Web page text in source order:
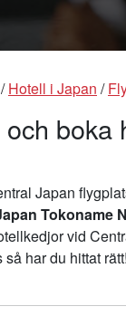
/Hotell i Japan /
boka
Japan
Tokoname
vid
har du hittat